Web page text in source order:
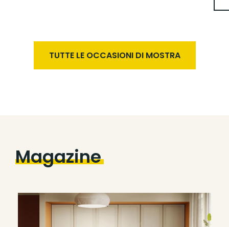
TUTTE LE OCCASIONI DI MOSTRA
Magazine